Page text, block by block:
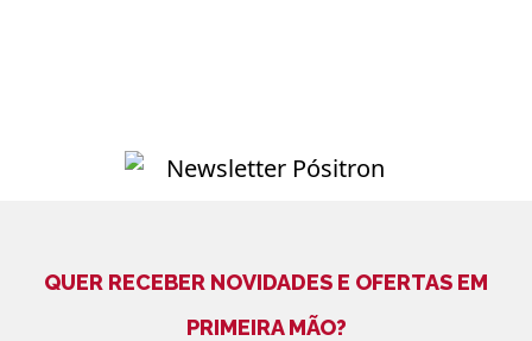
QUER RECEBER NOVIDADES E OFERTAS EM
PRIMEIRA MÃO?